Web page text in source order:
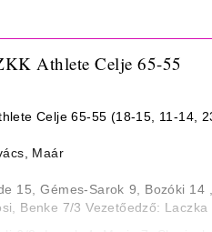
Athlete Celje 65-55
Celje 65-55 (18-15, 11-14,
Maár
15, Gémes-Sarok 9, Bozóki
Benke 7/3 Vezetőedző: Laczka